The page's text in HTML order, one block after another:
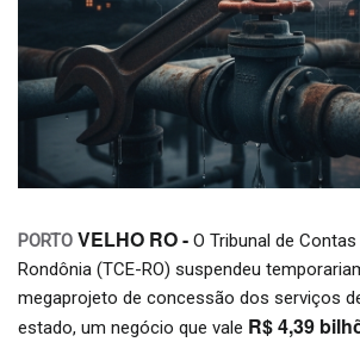
PORTO VELHO RO - O Tribunal de
Rondônia (TCE-RO) suspendeu
megaprojeto de concessão dos serviços
estado, um negócio que vale R$ 4,39